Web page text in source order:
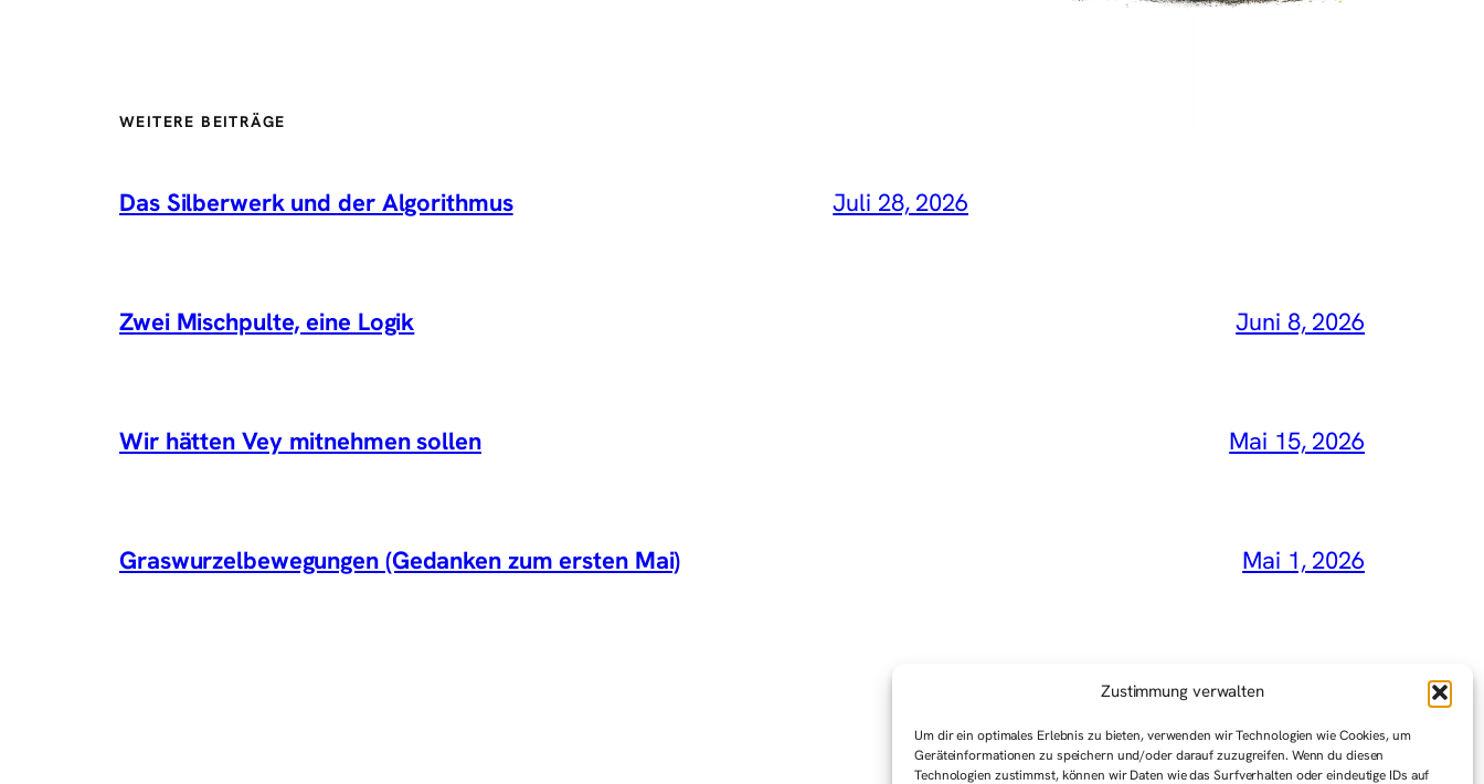
Zustimmung verwalten
Um dir ein optimales Erlebnis zu bieten, verwenden wir Technologien wie Cookies, um
Geräteinformationen zu speichern und/oder darauf zuzugreifen. Wenn du diesen
Technologien zustimmst, können wir Daten wie das Surfverhalten oder eindeutige IDs auf
WEITERE BEITRÄGE
Das Silberwerk und der Algorithmus Juli 28, 2026
Zwei Mischpulte, eine Logik Juni 8, 2026
Wir hätten Vey mitnehmen sollen Mai 15, 2026
Graswurzelbewegungen (Gedanken zum ersten Mai) Mai 1, 2026